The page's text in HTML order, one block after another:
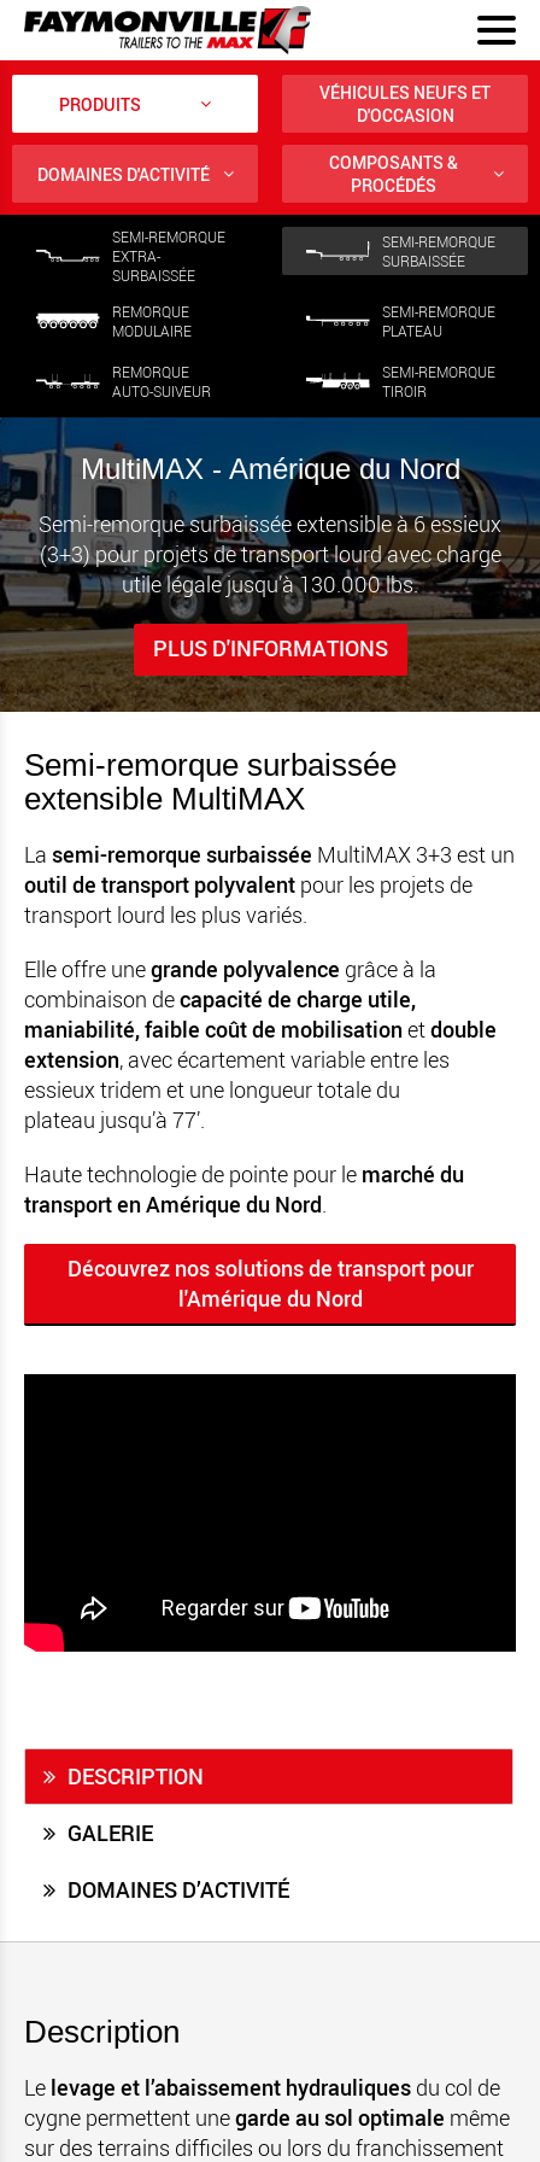
PRODUITS
VÉHICULES NEUFS ET
D'OCCASION
DOMAINES D'ACTIVITÉ
COMPOSANTS &
PROCÉDÉS
SEMI-REMORQUE
EXTRA-
SURBAISSÉE
SEMI-REMORQUE
SURBAISSÉE
REMORQUE
MODULAIRE
SEMI-REMORQUE
PLATEAU
REMORQUE
AUTO-SUIVEUR
SEMI-REMORQUE
TIROIR
MultiMAX - Amérique du Nord
Semi-remorque surbaissée extensible à 6 essieux
(3+3) pour projets de transport lourd avec charge
utile légale jusqu’à 130.000 lbs.
PLUS D'INFORMATIONS
Semi-remorque surbaissée
extensible MultiMAX
La semi-remorque surbaissée MultiMAX 3+3 est un
outil de transport polyvalent pour les projets de
transport lourd les plus variés.
Elle offre unegrande polyvalence grâce à la
combinaison decapacité de charge utile,
maniabilité, faible coût de mobilisationetdouble
extension, avec écartement variable entre les
essieux tridem et une longueur totale du
plateau jusqu’à 77’.
Haute technologie de pointe pour le marché du
transport en Amérique du Nord.
Découvrez nos solutions de transport pour
l'Amérique du Nord
DESCRIPTION
GALERIE
DOMAINES D’ACTIVITÉ
Description
Le levage et l’abaissement hydrauliques du col de
cygne permettent unegarde au sol optimale même
sur des terrains difficiles ou lors du franchissement